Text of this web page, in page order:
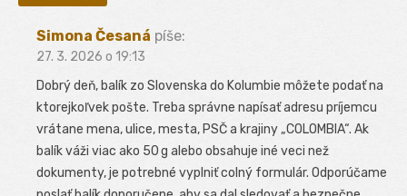
Simona Česaná píše:
27. 3. 2026 o 19:13
Dobrý deň, balík zo Slovenska do Kolumbie môžete podať na
ktorejkoľvek pošte. Treba správne napísať adresu príjemcu
vrátane mena, ulice, mesta, PSČ a krajiny „COLOMBIA“. Ak
balík váži viac ako 50 g alebo obsahuje iné veci než
dokumenty, je potrebné vyplniť colný formulár. Odporúčame